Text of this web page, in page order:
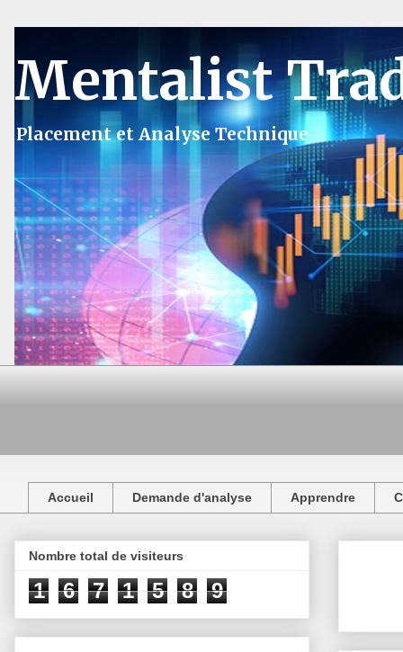
Mentalist
Placement et Analyse Technique
Accueil Demande d'analyse Apprendre
Nombre total de visiteurs
1 6 7 1 5 8 9